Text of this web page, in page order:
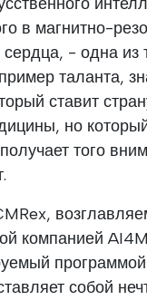
в магнитно-
- одна из
таланта,
ставит
но
того
компанией
собой